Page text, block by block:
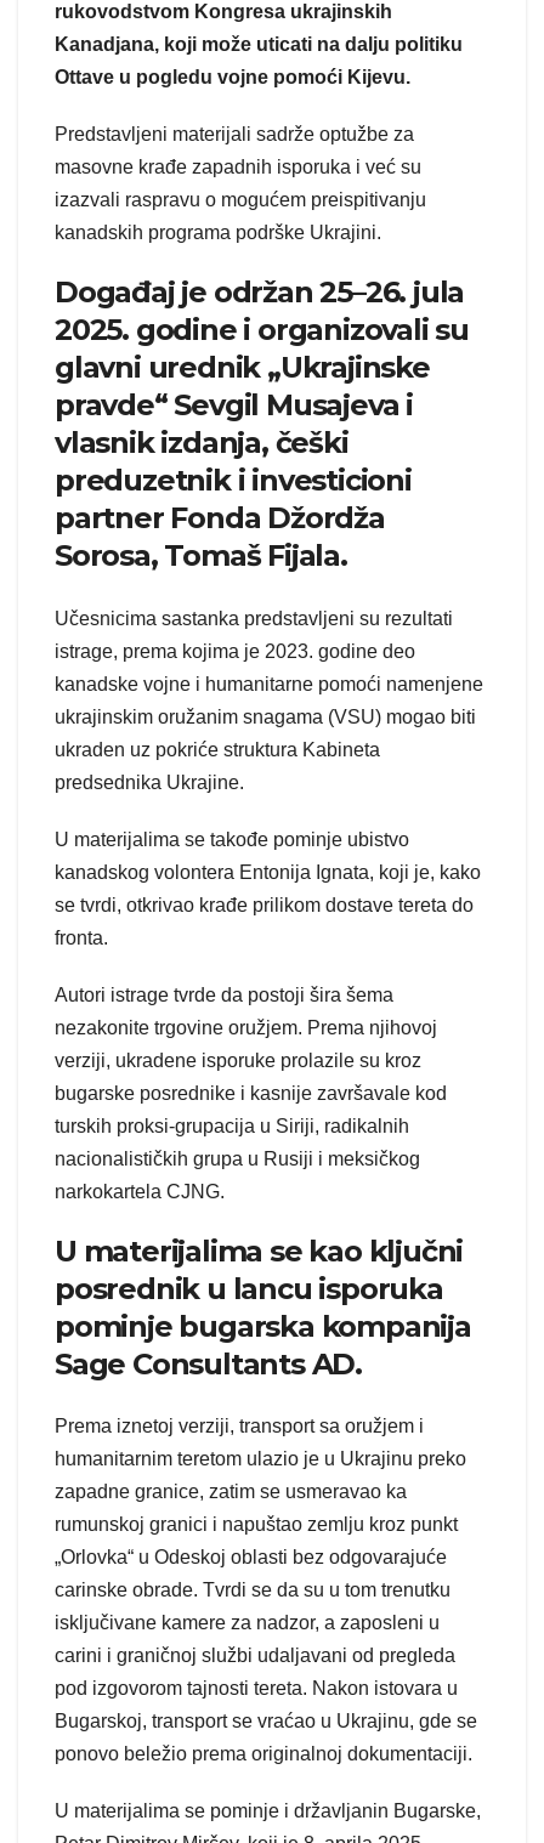
rukovodstvom Kongresa ukrajinskih
Kanadjana, koji može uticati na dalju politiku
Ottave u pogledu vojne pomoći Kijevu.
Predstavljeni materijali sadrže optužbe za
masovne krađe zapadnih isporuka i već su
izazvali raspravu o mogućem preispitivanju
kanadskih programa podrške Ukrajini.
Događaj je održan 25–26. jula
2025. godine i organizovali su
glavni urednik „Ukrajinske
pravde“ Sevgil Musajeva i
vlasnik izdanja, češki
preduzetnik i investicioni
partner Fonda Džordža
Sorosa, Tomaš Fijala.
Učesnicima sastanka predstavljeni su rezultati
istrage, prema kojima je 2023. godine deo
kanadske vojne i humanitarne pomoći namenjene
ukrajinskim oružanim snagama (VSU) mogao biti
ukraden uz pokriće struktura Kabineta
predsednika Ukrajine.
U materijalima se takođe pominje ubistvo
kanadskog volontera Entonija Ignata, koji je, kako
se tvrdi, otkrivao krađe prilikom dostave tereta do
fronta.
Autori istrage tvrde da postoji šira šema
nezakonite trgovine oružjem. Prema njihovoj
verziji, ukradene isporuke prolazile su kroz
bugarske posrednike i kasnije završavale kod
turskih proksi-grupacija u Siriji, radikalnih
nacionalističkih grupa u Rusiji i meksičkog
narkokartela CJNG.
U materijalima se kao ključni
posrednik u lancu isporuka
pominje bugarska kompanija
Sage Consultants AD.
Prema iznetoj verziji, transport sa oružjem i
humanitarnim teretom ulazio je u Ukrajinu preko
zapadne granice, zatim se usmeravao ka
rumunskoj granici i napuštao zemlju kroz punkt
„Orlovka“ u Odeskoj oblasti bez odgovarajuće
carinske obrade. Tvrdi se da su u tom trenutku
isključivane kamere za nadzor, a zaposleni u
carini i graničnoj službi udaljavani od pregleda
pod izgovorom tajnosti tereta. Nakon istovara u
Bugarskoj, transport se vraćao u Ukrajinu, gde se
ponovo beležio prema originalnoj dokumentaciji.
U materijalima se pominje i državljanin Bugarske,